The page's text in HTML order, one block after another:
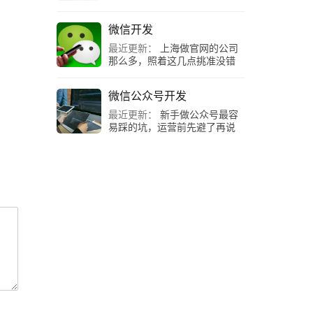
微信开发
最近更新：
上海做官网的公司
那么多，照着这几点挑准没错
微信公众号开发
最近更新：
新手做公众号最容
易踩的坑，运营前先避了再说